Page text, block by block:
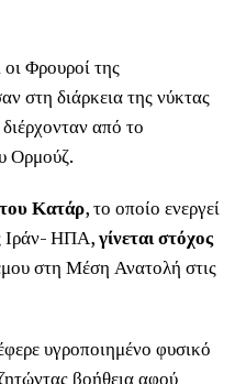
Φρουροί της
στη διάρκεια της νύκτας
από το
Ορμούζ.
Κατάρ, το οποίο ενεργεί
Ιράν- ΗΠΑ,γίνεται στόχος
στη Μέση Ανατολή στις
υγροποιημένο φυσικό
βοήθεια αφού